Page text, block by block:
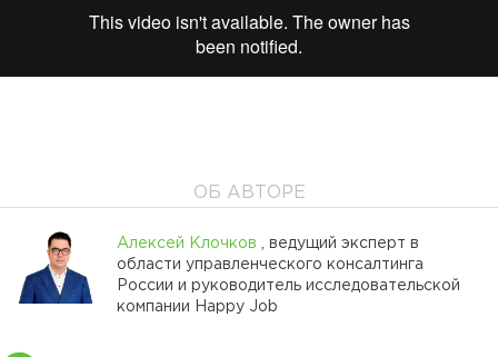
ОБ АВТОРЕ
Алексей Клочков , ведущий эксперт в
области управленческого консалтинга
России и руководитель исследовательской
компании Happy Job